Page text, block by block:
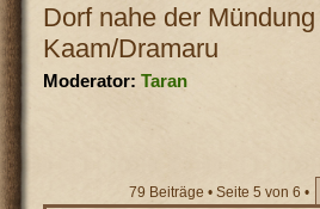
Dorf nahe der Mündung
Kaam/Dramaru
Moderator: Taran
79 Beiträge • Seite 5 von 6 •